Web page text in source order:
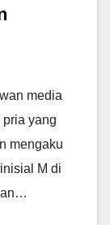
media
yang
mengaku
M di